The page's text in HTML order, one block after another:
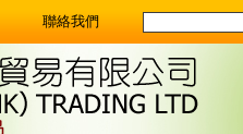
聯絡我們
聯絡我們